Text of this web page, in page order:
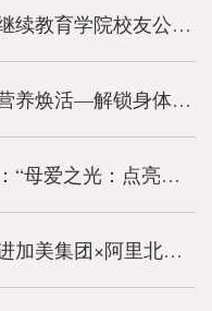
暮春四月，三场联动——人大继续教育学院校友公益社团活动精彩回顾
【校友悦健同行社活动预告】营养焕活—解锁身体自愈力 拥抱百岁人生
【校友活动预告】求是读书会：“母爱之光：点亮生命前行之路”读书沙龙
【人大校友名企探访回顾】走进加美集团×阿里北京总部，解锁科技与健康新视界